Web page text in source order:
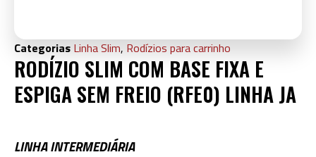
Categorias Linha Slim, Rodízios para carrinho
RODÍZIO SLIM COM BASE FIXA E
ESPIGA SEM FREIO (RFE0) LINHA JA
LINHA INTERMEDIÁRIA